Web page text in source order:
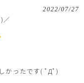
2022/07/27
／
かったです( ﾟДﾟ)